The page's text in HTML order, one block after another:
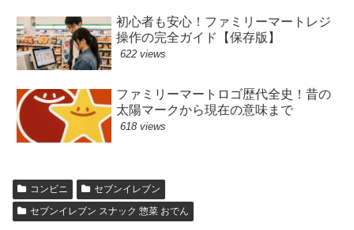
初心者も安心！ファミリーマートレジ
操作の完全ガイド【保存版】
622 views
ファミリーマートロゴ歴代全史！昔の
太陽マークから現在の意味まで
618 views
コンビニ
セブンイレブン
セブンイレブン スナック 惣菜 おでん